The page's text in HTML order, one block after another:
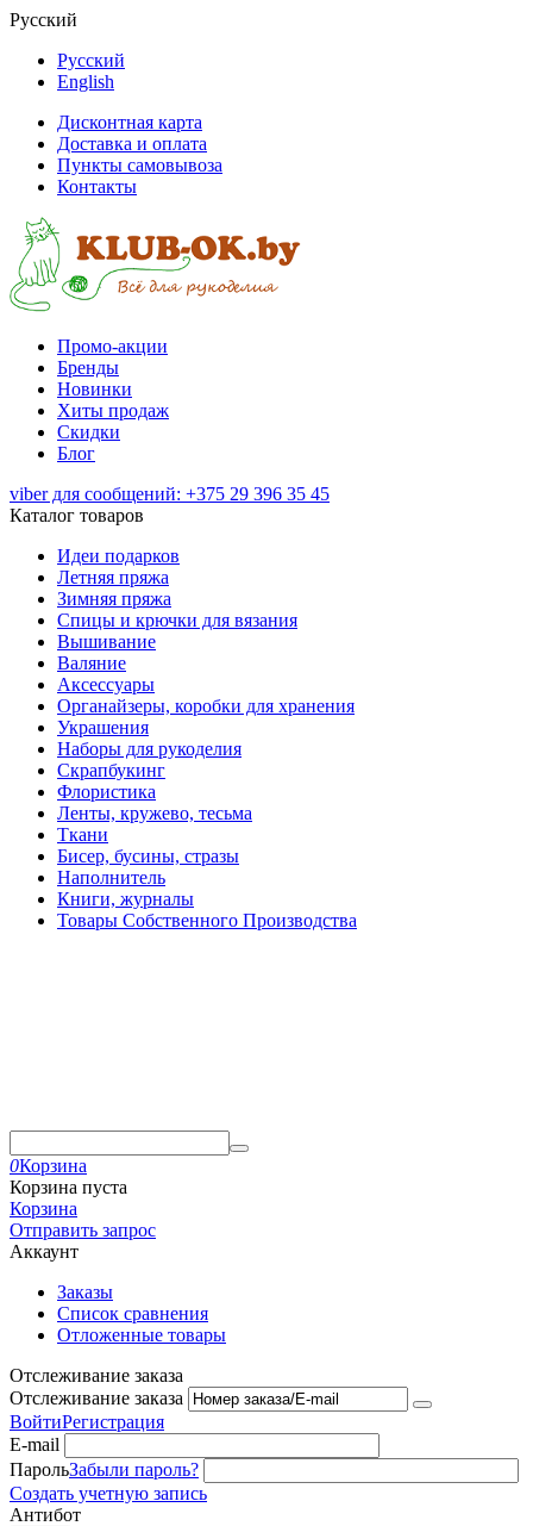
Русский
Русский
English
Дисконтная карта
Доставка и оплата
Пункты самовывоза
Контакты
Промо-акции
Бренды
Новинки
Хиты продаж
Скидки
Блог
viber для сообщений: +375 29 396 35 45
Каталог товаров
Идеи подарков
Летняя пряжа
Зимняя пряжа
Спицы и крючки для вязания
Вышивание
Валяние
Аксессуары
Органайзеры, коробки для хранения
Украшения
Наборы для рукоделия
Скрапбукинг
Флористика
Ленты, кружево, тесьма
Ткани
Бисер, бусины, стразы
Наполнитель
Книги, журналы
Товары Собственного Производства
0Корзина
Корзина пуста
Корзина
Отправить запрос
Аккаунт
Заказы
Список сравнения
Отложенные товары
Отслеживание заказа
Отслеживание заказа
ВойтиРегистрация
E-mail
ПарольЗабыли пароль?
Создать учетную запись
Антибот